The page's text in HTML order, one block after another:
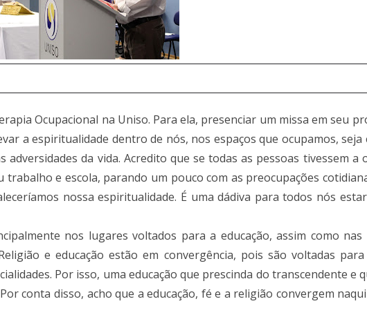
Ocupacional na Uniso. Para ela, presenciar um missa em seu
a espiritualidade dentro de nós, nos espaços que ocupamos, seja
da vida. Acredito que se todas as pessoas tivessem a
e escola, parando um pouco com as preocupações
nossa espiritualidade. É uma dádiva para todos nós
nos lugares voltados para a educação, assim como nas
e educação estão em convergência, pois são voltadas
Por isso, uma educação que prescinda do transcendente e
conta disso, acho que a educação, fé e a religião convergem